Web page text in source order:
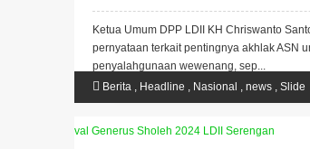
Ketua Umum DPP LDII KH Chriswanto
pernyataan terkait pentingnya akhlak ASN
penyalahgunaan wewenang, sep...
Berita , Headline , Nasional , news , Slide